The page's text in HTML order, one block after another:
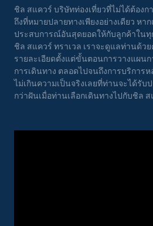
ชิล สแควร์ บริษัทท่องเที่ยวที่ไม่ได้ต้องก
ถึงที่หมายปลายทางเพียงอย่างเดียว หา
ประสบการณ์อันสุดยอดให้กับลูกค้าในทุ
ชิล สแควร์ ทราเวล เราจะดูแลท่านด้ว
รายละเอียดตั้งแต่ขั้นตอนการวางแผน
การเดินทาง ตลอดไปจนถึงการบริการ
ไม่เกินความเป็นจริงเลยที่ท่านจะได้รั
กว่าฝันเมื่อท่านเลือกเดินทางไปกับชิล ส